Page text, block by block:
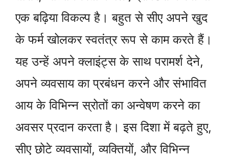
एक बढ़िया विकल्प है। बहुत से सीए अपने खुद
के फर्म खोलकर स्वतंत्र रूप से काम करते हैं।
यह उन्हें अपने क्लाइंट्स के साथ परामर्श देने,
अपने व्यवसाय का प्रबंधन करने और संभावित
आय के विभिन्न स्रोतों का अन्वेषण करने का
अवसर प्रदान करता है। इस दिशा में बढ़ते हुए,
सीए छोटे व्यवसायों, व्यक्तियों, और विभिन्न